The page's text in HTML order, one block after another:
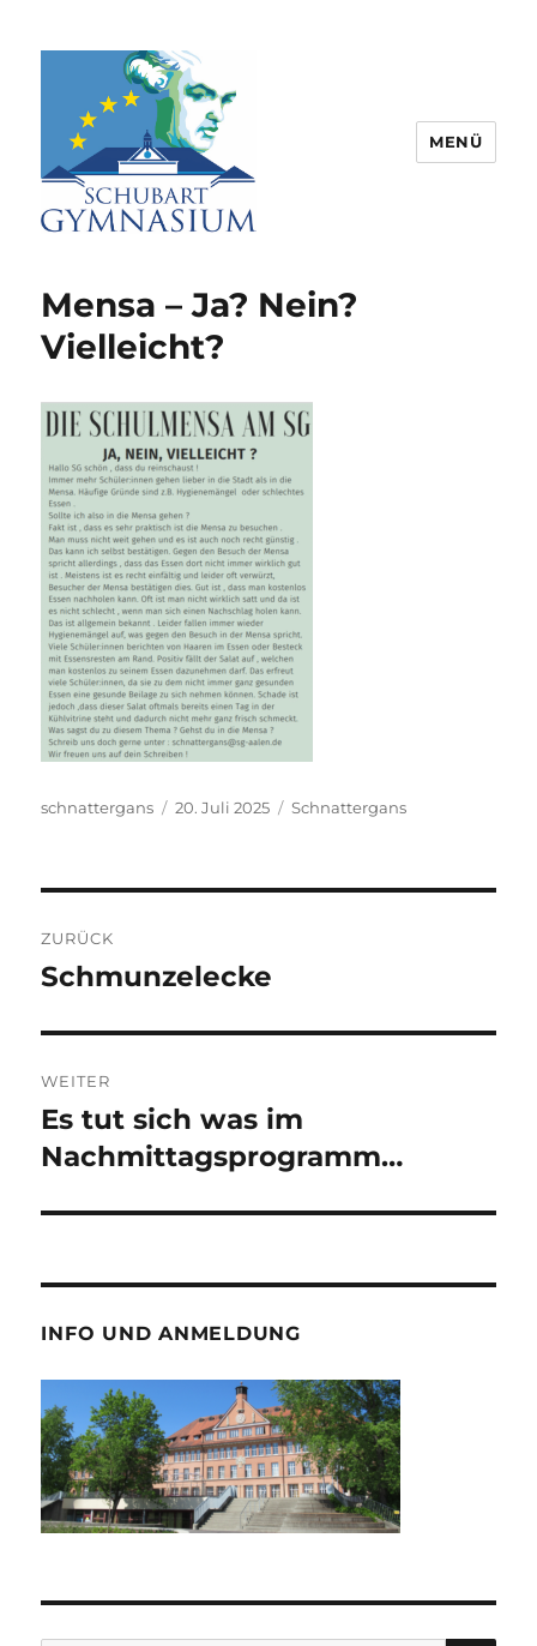
Partnerschule für Europa |
Rombacherstr. 30 | 73430 Aalen
MENÜ
Mensa – Ja? Nein?
Vielleicht?
Autor
schnattergans
Veröffentlicht
20. Juli 2025 Kategorien
Schnattergans
ZURÜCK
Vorheriger
Schmunzelecke
WEITER
Nächster
Beitrag:
Es tut sich was im
Nachmittagsprogramm…
INFO UND ANMELDUNG